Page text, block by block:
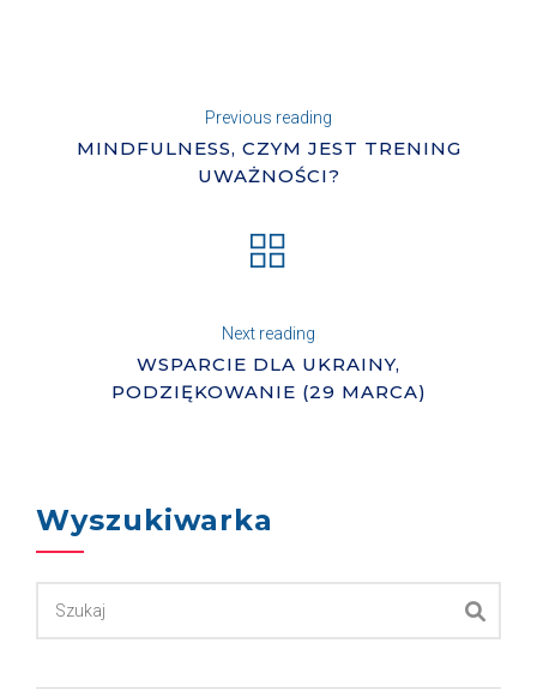
Previous reading
MINDFULNESS, CZYM JEST TRENING
UWAŻNOŚCI?
Next reading
WSPARCIE DLA UKRAINY,
PODZIĘKOWANIE (29 MARCA)
Wyszukiwarka